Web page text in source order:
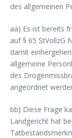
des allgemeinen
aa) Es ist bereits
auf § 65 StVollzG
damit
allgemeine
des
angeordnet
bb) Diese Frage
Landgericht hat